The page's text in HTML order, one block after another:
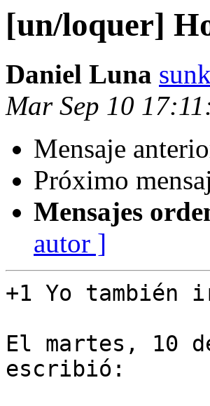
[un/loquer]
Daniel Luna
Mar Sep 10
Mensaje
Próximo
Mensajes
autor ]
+1 Yo también
El martes, 10
escribió: